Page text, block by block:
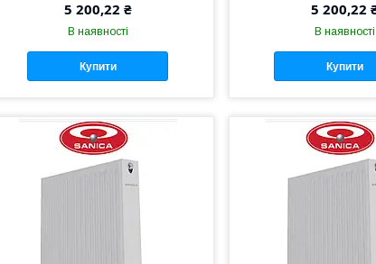
5 200,22 ₴
В наявності
Купити
5 200,22
В наявності
Купити